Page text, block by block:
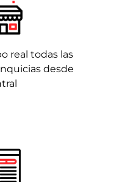
real todas las
desde